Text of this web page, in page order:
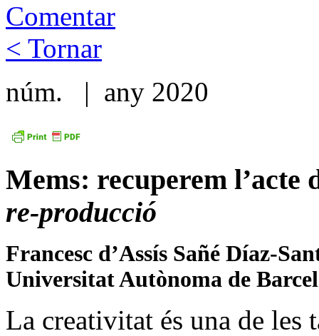
Comentar
< Tornar
núm. | any 2020
Mems: recuperem l’acte
re-producció
Francesc d’Assís Sañé Díaz-
Universitat Autònoma de
La creativitat és una de les